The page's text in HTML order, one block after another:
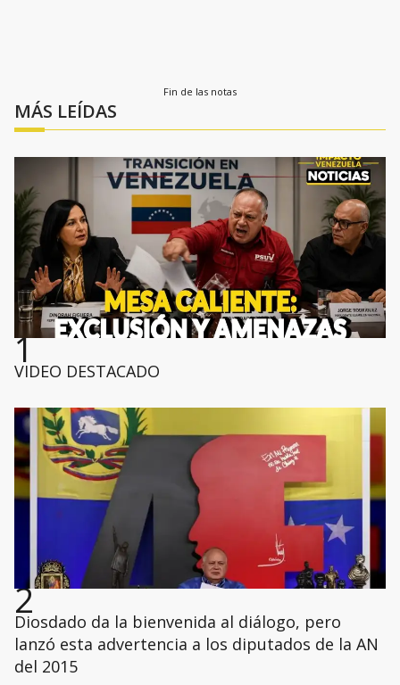
Fin de las notas
MÁS LEÍDAS
1
VIDEO DESTACADO
2
Diosdado da la bienvenida al diálogo, pero
lanzó esta advertencia a los diputados de la AN
del 2015